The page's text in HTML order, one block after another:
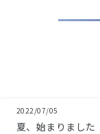
2022/07/05
夏、始まりました